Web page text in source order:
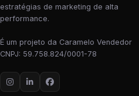
estratégias de marketing de alta
performance.
É um projeto da Caramelo Vendedor
CNPJ: 59.758.824/0001-78